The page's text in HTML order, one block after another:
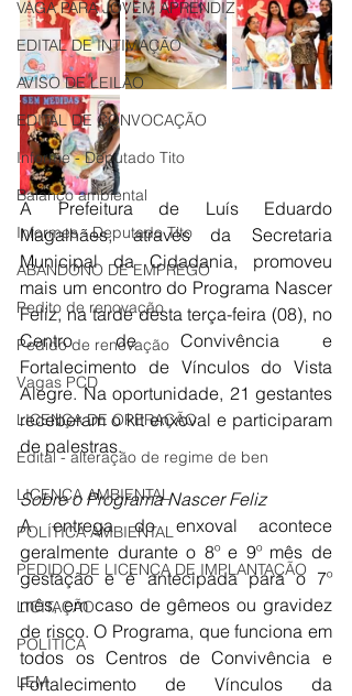
VAGA PARA JOVEM APRENDIZ
EDITAL DE INTIMAÇÃO
AVISO DE LEILÃO
EDITAL DE CONVOCAÇÃO
Informe - Deputado Tito
Balanço ambiental
Informes - Deputado Tito
ABANDONO DE EMPREGO
Pedito de renovação
Pedido de renovação
Vagas PCD
LICENÇA DE OPERAÇÃO
Edital - alteração de regime de ben
LICENÇA AMBIENTAL
POLÍTICA AMBIENTAL
PEDIDO DE LICENÇA DE IMPLANTAÇÃO
LICITAÇÃO
POLÍTICA
LEM
A Prefeitura de Luís Eduardo
Magalhães, através da Secretaria
Municipal da Cidadania, promoveu
mais um encontro do Programa Nascer
Feliz, na tarde desta terça-feira (08), no
Centro de Convivência e
Fortalecimento de Vínculos do Vista
Alegre. Na oportunidade, 21 gestantes
receberam o kit enxoval e participaram
de palestras.
Sobre o Programa Nascer Feliz
A entrega do enxoval acontece
geralmente durante o 8º e 9º mês de
gestação e é antecipada para o 7º
mês, em caso de gêmeos ou gravidez
de risco. O Programa, que funciona em
todos os Centros de Convivência e
Fortalecimento de Vínculos da